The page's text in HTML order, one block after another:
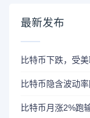
最新发布
比特币下跌，受
比特币隐含波动
比特币月涨2%跑